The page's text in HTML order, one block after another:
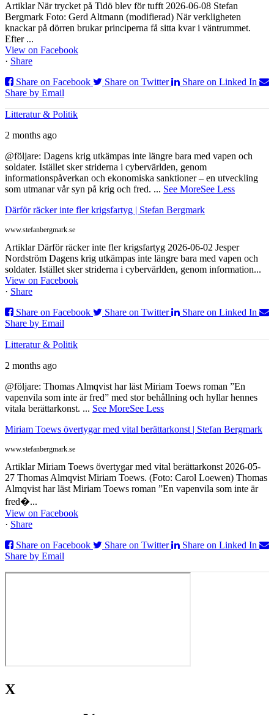
Artiklar När trycket på Tidö blev för tufft 2026-06-08 Stefan
Bergmark Foto: Gerd Altmann (modifierad) När verkligheten
knackar på dörren brukar principerna få sitta kvar i väntrummet.
Efter ...
View on Facebook
· Share
Share on Facebook
Share on Twitter
Share on Linked In
Share by Email
Litteratur & Politik
2 months ago
@följare: Dagens krig utkämpas inte längre bara med vapen och
soldater. Istället sker striderna i cybervärlden, genom
informationspåverkan och ekonomiska sanktioner – en utveckling
som utmanar vår syn på krig och fred. ... See MoreSee Less
Därför räcker inte fler krigsfartyg | Stefan Bergmark
www.stefanbergmark.se
Artiklar Därför räcker inte fler krigsfartyg 2026-06-02 Jesper
Nordström Dagens krig utkämpas inte längre bara med vapen och
soldater. Istället sker striderna i cybervärlden, genom information...
View on Facebook
· Share
Share on Facebook
Share on Twitter
Share on Linked In
Share by Email
Litteratur & Politik
2 months ago
@följare: Thomas Almqvist har läst Miriam Toews roman ”En
vapenvila som inte är fred” med stor behållning och hyllar hennes
vitala berättarkonst. ... See MoreSee Less
Miriam Toews övertygar med vital berättarkonst | Stefan Bergmark
www.stefanbergmark.se
Artiklar Miriam Toews övertygar med vital berättarkonst 2026-05-
27 Thomas Almqvist Miriam Toews. (Foto: Carol Loewen) Thomas
Almqvist har läst Miriam Toews roman ”En vapenvila som inte är
fred�...
View on Facebook
· Share
Share on Facebook
Share on Twitter
Share on Linked In
Share by Email
X